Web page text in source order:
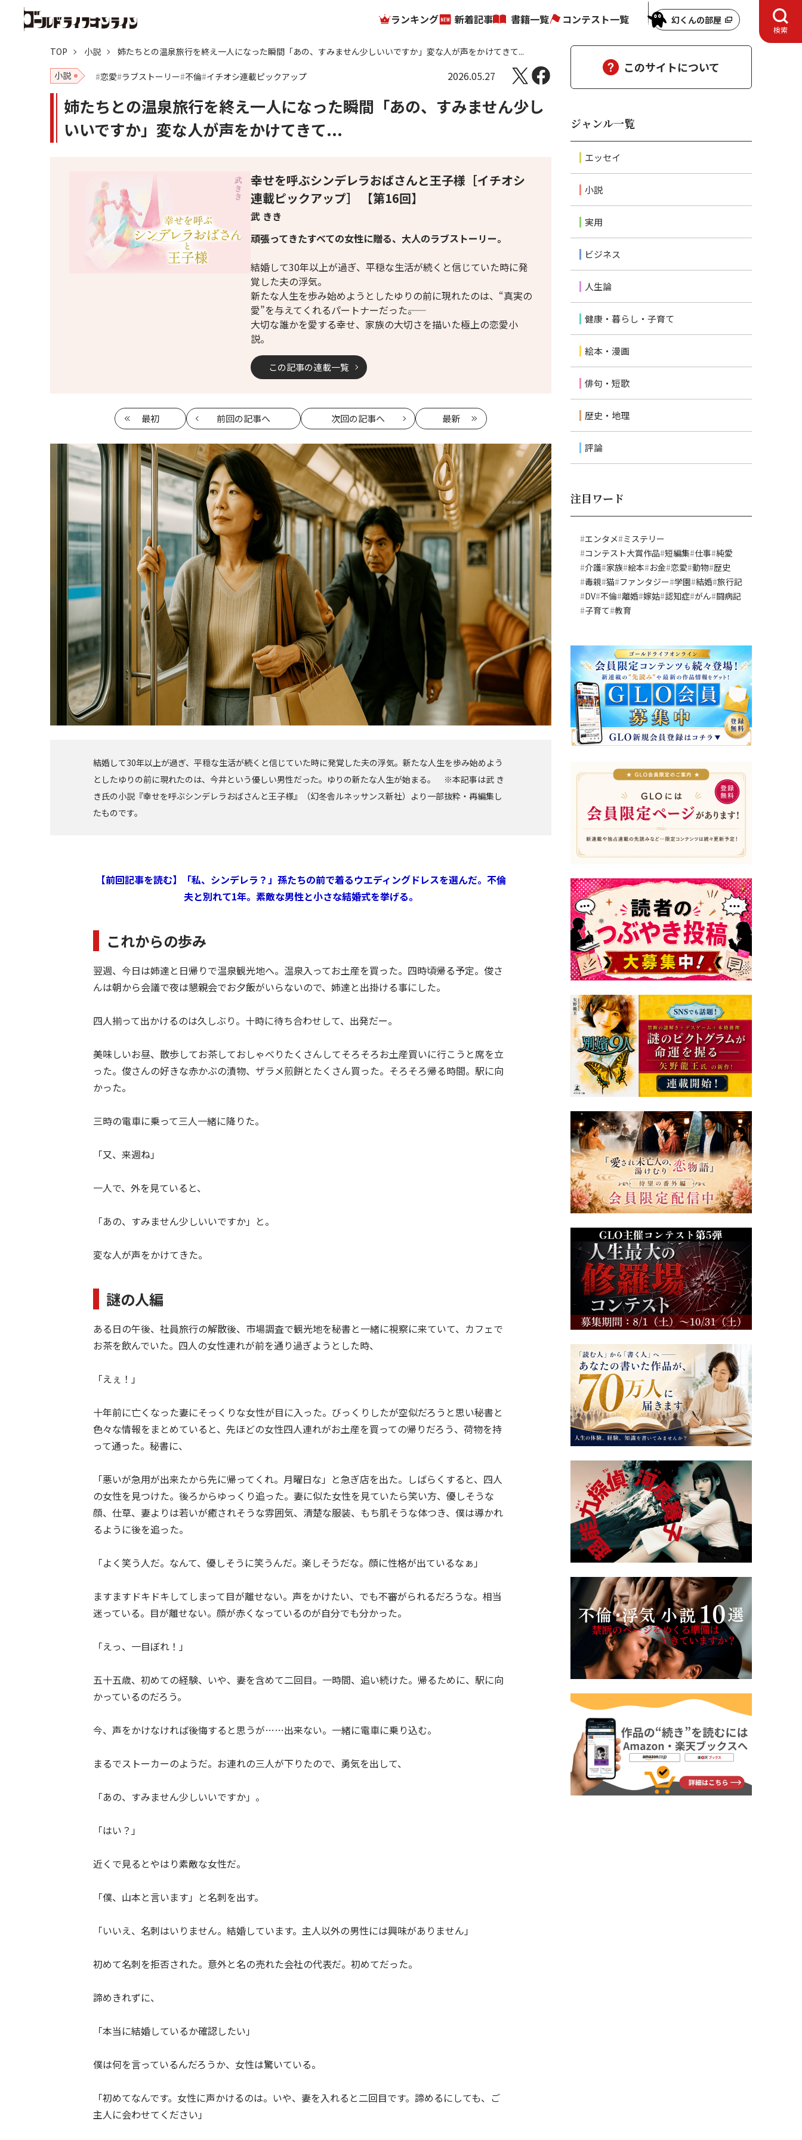
ランキング 新着記事 書籍一覧 コンテスト一覧 幻くんの部屋
検索
TOP 小説
姉たちとの温泉旅行を終え一人になった瞬間「あの、すみません少しいいですか」変な人が声をかけてきて...
小説
恋愛 ラブストーリー 不倫 イチオシ連載ピックアップ 2026.05.27
姉たちとの温泉旅行を終え一人になった瞬間「あの、すみません少し
いいですか」変な人が声をかけてきて...
幸せを呼ぶシンデレラおばさんと王子様［イチオシ
連載ピックアップ］ 【第16回】
武 きき
頑張ってきたすべての女性に贈る、大人のラブストーリー。
結婚して30年以上が過ぎ、平穏な生活が続くと信じていた時に発
覚した夫の浮気。
新たな人生を歩み始めようとしたゆりの前に現れたのは、“真実の
愛”を与えてくれるパートナーだった――。
大切な誰かを愛する幸せ、家族の大切さを描いた極上の恋愛小
説。
この記事の連載一覧
最初 前回の記事へ 次回の記事へ 最新
結婚して30年以上が過ぎ、平穏な生活が続くと信じていた時に発覚した夫の浮気。新たな人生を歩み始めよう
としたゆりの前に現れたのは、今井という優しい男性だった。ゆりの新たな人生が始まる。 ※本記事は武 き
き氏の小説『幸せを呼ぶシンデレラおばさんと王子様』（幻冬舎ルネッサンス新社）より一部抜粋・再編集し
たものです。
【前回記事を読む】「私、シンデレラ？」孫たちの前で着るウエディングドレスを選んだ。不倫
夫と別れて1年。素敵な男性と小さな結婚式を挙げる。
これからの歩み
翌週、今日は姉達と日帰りで温泉観光地へ。温泉入ってお土産を買った。四時頃帰る予定。俊さ
んは朝から会議で夜は懇親会でお夕飯がいらないので、姉達と出掛ける事にした。
四人揃って出かけるのは久しぶり。十時に待ち合わせして、出発だー。
美味しいお昼、散歩してお茶しておしゃべりたくさんしてそろそろお土産買いに行こうと席を立
った。俊さんの好きな赤かぶの漬物、ザラメ煎餅とたくさん買った。そろそろ帰る時間。駅に向
かった。
三時の電車に乗って三人一緒に降りた。
「又、来週ね」
一人で、外を見ていると、
「あの、すみません少しいいですか」と。
変な人が声をかけてきた。
謎の人編
ある日の午後、社員旅行の解散後、市場調査で観光地を秘書と一緒に視察に来ていて、カフェで
お茶を飲んでいた。四人の女性連れが前を通り過ぎようとした時、
「えぇ！」
十年前に亡くなった妻にそっくりな女性が目に入った。びっくりしたが空似だろうと思い秘書と
色々な情報をまとめていると、先ほどの女性四人連れがお土産を買っての帰りだろう、荷物を持
って通った。秘書に、
「悪いが急用が出来たから先に帰ってくれ。月曜日な」と急ぎ店を出た。しばらくすると、四人
の女性を見つけた。後ろからゆっくり追った。妻に似た女性を見ていたら笑い方、優しそうな
顔、仕草、妻よりは若いが癒されそうな雰囲気、清楚な服装、もち肌そうな体つき、僕は導かれ
るように後を追った。
「よく笑う人だ。なんて、優しそうに笑うんだ。楽しそうだな。顔に性格が出ているなぁ」
ますますドキドキしてしまって目が離せない。声をかけたい、でも不審がられるだろうな。相当
迷っている。目が離せない。顔が赤くなっているのが自分でも分かった。
「えっ、一目ぼれ！」
五十五歳、初めての経験、いや、妻を含めて二回目。一時間、追い続けた。帰るために、駅に向
かっているのだろう。
今、声をかけなければ後悔すると思うが……出来ない。一緒に電車に乗り込む。
まるでストーカーのようだ。お連れの三人が下りたので、勇気を出して、
「あの、すみません少しいいですか」。
「はい？」
近くで見るとやはり素敵な女性だ。
「僕、山本と言います」と名刺を出す。
「いいえ、名刺はいりません。結婚しています。主人以外の男性には興味がありません」
初めて名刺を拒否された。意外と名の売れた会社の代表だ。初めてだった。
諦めきれずに、
「本当に結婚しているか確認したい」
僕は何を言っているんだろうか、女性は驚いている。
「初めてなんです。女性に声かけるのは。いや、妻を入れると二回目です。諦めるにしても、ご
主人に会わせてください」
このサイトについて
ジャンル一覧
エッセイ
小説
実用
ビジネス
人生論
健康・暮らし・子育て
絵本・漫画
俳句・短歌
歴史・地理
評論
注目ワード
エンタメ ミステリー
コンテスト大賞作品 短編集 仕事 純愛
介護 家族 絵本 お金 恋愛 動物 歴史
毒親 猫 ファンタジー 学園 結婚 旅行記
DV 不倫 離婚 嫁姑 認知症 がん 闘病記
子育て 教育